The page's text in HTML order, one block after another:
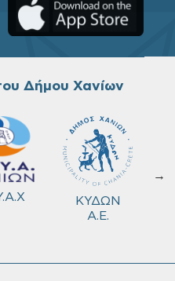
Δήμου Χανίων
ΚΥΔΩΝ
Α.Ε.
→